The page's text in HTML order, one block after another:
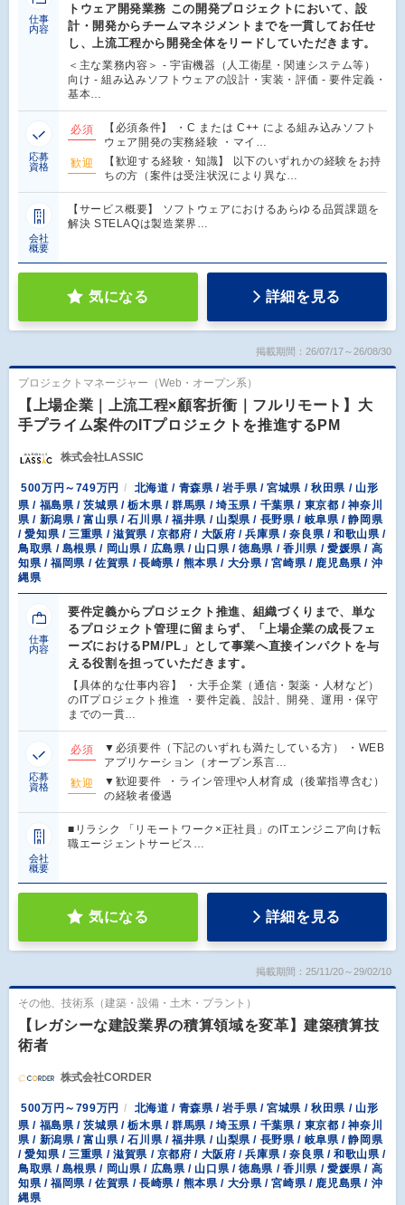
仕事
内容
トウェア開発業務 この開発プロジェクトにおいて、設
計・開発からチームマネジメントまでを一貫してお任せ
し、上流工程から開発全体をリードしていただきます。
＜主な業務内容＞ - 宇宙機器（人工衛星・関連システム等）
向け - 組み込みソフトウェアの設計・実装・評価 - 要件定義・
基本…
応募
資格
必須
【必須条件】 ・C または C++ による組み込みソフト
ウェア開発の実務経験 ・マイ…
歓迎
【歓迎する経験・知識】 以下のいずれかの経験をお持
ちの方（案件は受注状況により異な…
会社
概要
【サービス概要】 ソフトウェアにおけるあらゆる品質課題を
解決 STELAQは製造業界…
気になる 詳細を見る
掲載期間：26/07/17～26/08/30
プロジェクトマネージャー（Web・オープン系）
【上場企業｜上流工程×顧客折衝｜フルリモート】大
手プライム案件のITプロジェクトを推進するPM
株式会社LASSIC
500万円～749万円
北海道 / 青森県 / 岩手県 / 宮城県 / 秋田県 / 山形
県 / 福島県 / 茨城県 / 栃木県 / 群馬県 / 埼玉県 / 千葉県 / 東京都 / 神奈川
県 / 新潟県 / 富山県 / 石川県 / 福井県 / 山梨県 / 長野県 / 岐阜県 / 静岡県
/ 愛知県 / 三重県 / 滋賀県 / 京都府 / 大阪府 / 兵庫県 / 奈良県 / 和歌山県 /
鳥取県 / 島根県 / 岡山県 / 広島県 / 山口県 / 徳島県 / 香川県 / 愛媛県 / 高
知県 / 福岡県 / 佐賀県 / 長崎県 / 熊本県 / 大分県 / 宮崎県 / 鹿児島県 / 沖
縄県
仕事
内容
要件定義からプロジェクト推進、組織づくりまで、単な
るプロジェクト管理に留まらず、「上場企業の成長フェ
ーズにおけるPM/PL」として事業へ直接インパクトを与
える役割を担っていただきます。
【具体的な仕事内容】 ・大手企業（通信・製薬・人材など）
のITプロジェクト推進 ・要件定義、設計、開発、運用・保守
までの一貫…
応募
資格
必須
▼必須要件（下記のいずれも満たしている方） ・WEB
アプリケーション（オープン系言…
歓迎
▼歓迎要件 ・ライン管理や人材育成（後輩指導含む）
の経験者優遇
会社
概要
■リラシク 「リモートワーク×正社員」のITエンジニア向け転
職エージェントサービス…
気になる 詳細を見る
掲載期間：25/11/20～29/02/10
その他、技術系（建築・設備・土木・プラント）
【レガシーな建設業界の積算領域を変革】建築積算技
術者
株式会社CORDER
500万円～799万円
北海道 / 青森県 / 岩手県 / 宮城県 / 秋田県 / 山形
県 / 福島県 / 茨城県 / 栃木県 / 群馬県 / 埼玉県 / 千葉県 / 東京都 / 神奈川
県 / 新潟県 / 富山県 / 石川県 / 福井県 / 山梨県 / 長野県 / 岐阜県 / 静岡県
/ 愛知県 / 三重県 / 滋賀県 / 京都府 / 大阪府 / 兵庫県 / 奈良県 / 和歌山県 /
鳥取県 / 島根県 / 岡山県 / 広島県 / 山口県 / 徳島県 / 香川県 / 愛媛県 / 高
知県 / 福岡県 / 佐賀県 / 長崎県 / 熊本県 / 大分県 / 宮崎県 / 鹿児島県 / 沖
縄県